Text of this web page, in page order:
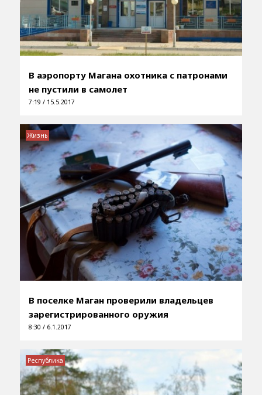
В аэропорту Магана охотника с патронами
не пустили в самолет
7:19 / 15.5.2017
В поселке Маган проверили владельцев
зарегистрированного оружия
8:30 / 6.1.2017
Жизнь
Республика